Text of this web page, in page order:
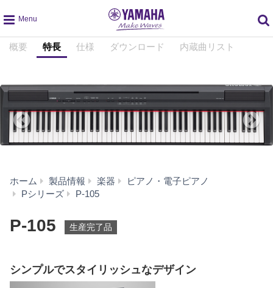
global
navigation
概要 特長 仕様 ダウンロード 内蔵曲リスト
ホーム 製品情報 楽器
ピアノ・電子ピアノ
Pシリーズ
P-105
P-105 生産完了品
シンプルでスタイリッシュなデザイン